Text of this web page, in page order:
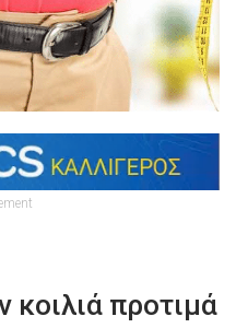
κοιλιά προτιμά